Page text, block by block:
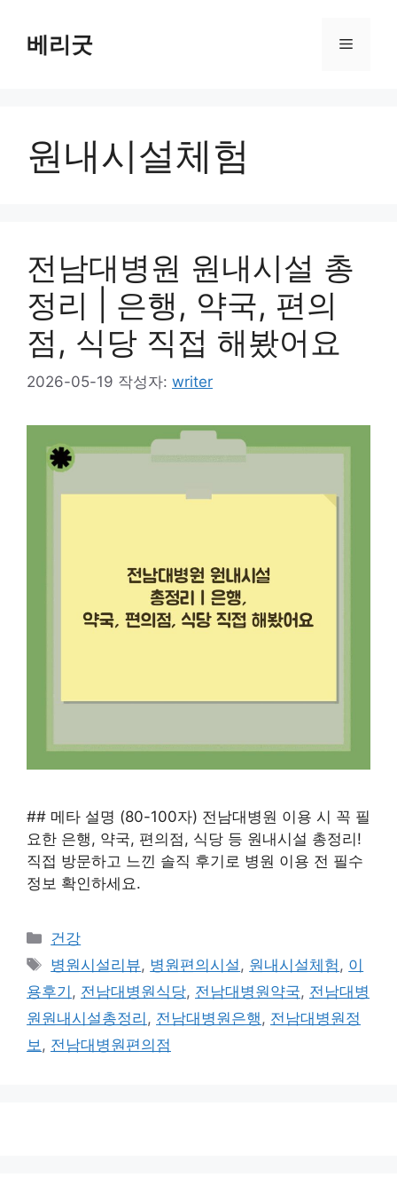
베리굿 메
원내시설체험
전남대병원 원내시설 총
정리 | 은행, 약국, 편의
점, 식당 직접 해봤어요
2026-05-19 작성자: writer
## 메타 설명 (80-100자) 전남대병원 이용 시 꼭 필
요한 은행, 약국, 편의점, 식당 등 원내시설 총정리!
직접 방문하고 느낀 솔직 후기로 병원 이용 전 필수
정보 확인하세요.
카
테
고
리
건강
태
그
병원시설리뷰, 병원편의시설 , 원내시설체험 , 이
용후기 , 전남대병원식당, 전남대병원약국, 전남대병
원원내시설총정리 , 전남대병원은행 , 전남대병원정
보 , 전남대병원편의점